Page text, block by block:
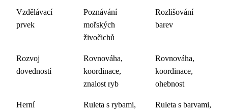
Vzdělávací
prvek
Poznávání
mořských
živočichů
Rozlišování
barev
Rozvoj
dovedností
Rovnováha,
koordinace,
znalost ryb
Rovnováha,
koordinace,
ohebnost
Herní
Ruleta s rybami,
Ruleta s barvami,